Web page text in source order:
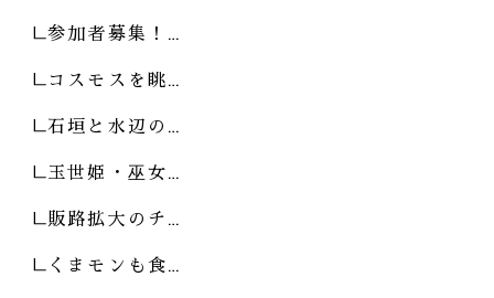
参加者募集！…
コスモスを眺…
石垣と水辺の…
玉世姫・巫女…
販路拡大のチ…
くまモンも食…